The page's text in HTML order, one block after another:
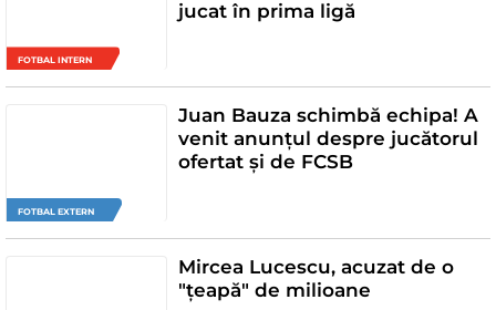
FOTBAL INTERN
jucat în prima ligă
FOTBAL EXTERN
Juan Bauza schimbă echipa! A
venit anunțul despre jucătorul
ofertat și de FCSB
Mircea Lucescu, acuzat de o
"țeapă" de milioane